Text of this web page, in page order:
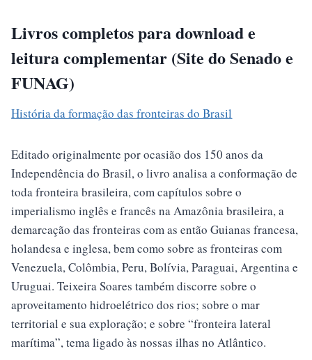
Livros completos para download e
leitura complementar (Site do Senado e
FUNAG)
História da formação das fronteiras do Brasil
Editado originalmente por ocasião dos 150 anos da
Independência do Brasil, o livro analisa a conformação de
toda fronteira brasileira, com capítulos sobre o
imperialismo inglês e francês na Amazônia brasileira, a
demarcação das fronteiras com as então Guianas francesa,
holandesa e inglesa, bem como sobre as fronteiras com
Venezuela, Colômbia, Peru, Bolívia, Paraguai, Argentina e
Uruguai. Teixeira Soares também discorre sobre o
aproveitamento hidroelétrico dos rios; sobre o mar
territorial e sua exploração; e sobre “fronteira lateral
marítima”, tema ligado às nossas ilhas no Atlântico.